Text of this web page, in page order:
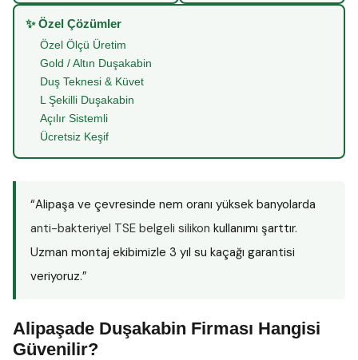
✨ Özel Çözümler
Özel Ölçü Üretim
Gold / Altın Duşakabin
Duş Teknesi & Küvet
L Şekilli Duşakabin
Açılır Sistemli
Ücretsiz Keşif
“Alipaşa ve çevresinde nem oranı yüksek banyolarda
anti-bakteriyel TSE belgeli silikon kullanımı şarttır.
Uzman montaj ekibimizle 3 yıl su kaçağı garantisi
veriyoruz.”
Alipaşade Duşakabin Firması Hangisi
Güvenilir?